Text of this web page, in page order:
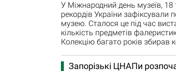
У Міжнародний день музеїв, 18
рекордів України
музею. Сталося це під час
кількість предметів
Колекцію багато років збирав
Запорізькі ЦНАПи